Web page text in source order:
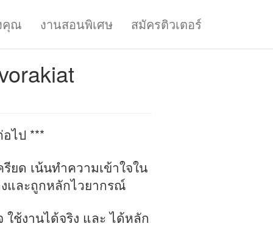
คุณ งานสอนพิเศษ สมัครติวเตอร์
ไป ***
ยด เน้นทำความเข้าใจใน
และถูกหลักไวยากรณ์
ใช้งานได้จริง และ ได้หลัก